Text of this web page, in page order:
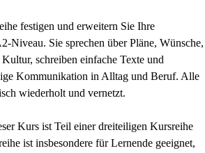
festigen und erweitern Sie Ihre
Niveau. Sie sprechen über Pläne, Wünsche,
schreiben einfache Texte und
Kommunikation in Alltag und Beruf. Alle
wiederholt und vernetzt.
Kurs ist Teil einer dreiteiligen Kursreihe
ist insbesondere für Lernende geeignet,